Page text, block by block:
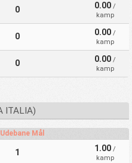
0 0.00 /
kamp
0 0.00 /
kamp
0 0.00 /
kamp
ITALIA)
Udebane Mål
1 1.00 /
kamp